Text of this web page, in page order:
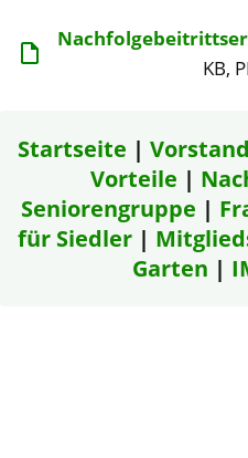
KB,
Startseite |
Vorteile |
Seniorengruppe |
für Siedler|
Garten |